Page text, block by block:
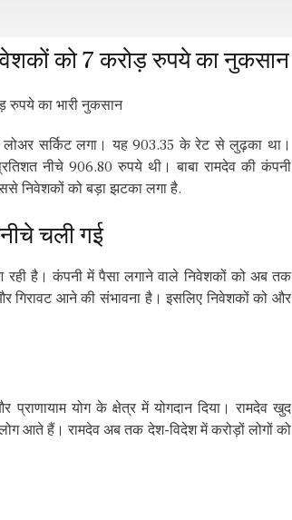
को 7 करोड़ रुपये का नुकसान
सर्किट लगा। यह 903.35 के रेट से लुढ़का था।
नीचे 906.80 रुपये थी। बाबा रामदेव की कंपनी
निवेशकों को बड़ा झटका लगा है.
चली गई
है। कंपनी में पैसा लगाने वाले निवेशकों को अब तक
आने की संभावना है। इसलिए निवेशकों को और
योग के क्षेत्र में योगदान दिया। रामदेव खुद
आते हैं। रामदेव अब तक देश-विदेश में करोड़ों लोगों को